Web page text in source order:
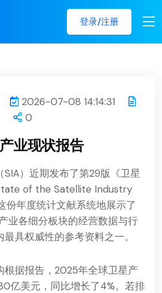
登录/注册
2026-07-08 14:14:31
0
业现状报告
）近期发布了第29版《卫星
of the Satellite Industry
份年度统计文献系统地展示了
业各细分板块的经营数据与行
具权威性的参考资料之一。
根据报告，2025年全球卫星产
亿美元，同比增长了4%。若排